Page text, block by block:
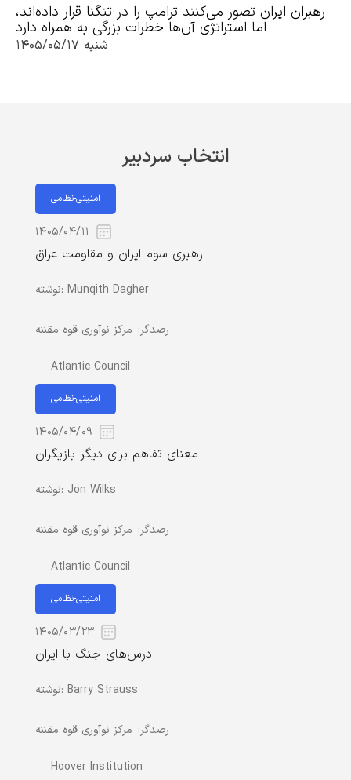
رهبران ایران تصور می‌کنند ترامپ را در تنگنا قرار داده‌اند،
اما استراتژی آن‌ها خطرات بزرگی به همراه دارد
شنبه ۱۴۰۵/۰۵/۱۷
انتخاب سردبیر
امنیتی-نظامی
۱۴۰۵/۰۴/۱۱
رهبری سوم ایران و مقاومت عراق
نوشته: Munqith Dagher
رصدگر: مرکز نوآوری قوه مقننه
Atlantic Council
امنیتی-نظامی
۱۴۰۵/۰۴/۰۹
معنای تفاهم برای دیگر بازیگران
نوشته: Jon Wilks
رصدگر: مرکز نوآوری قوه مقننه
Atlantic Council
امنیتی-نظامی
۱۴۰۵/۰۳/۲۳
درس‌های جنگ با ایران
نوشته: Barry Strauss
رصدگر: مرکز نوآوری قوه مقننه
Hoover Institution